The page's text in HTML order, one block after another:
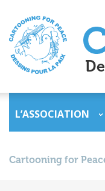
L’ASSOCIATION
Cartooning for